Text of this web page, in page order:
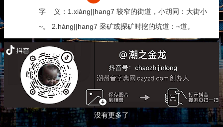
字 义：1.xiàng||hang7 较窄的街道，小胡同：大街小
~。 2.hàng||hang7 采矿或探矿时挖的坑道：~道。
没有更多了